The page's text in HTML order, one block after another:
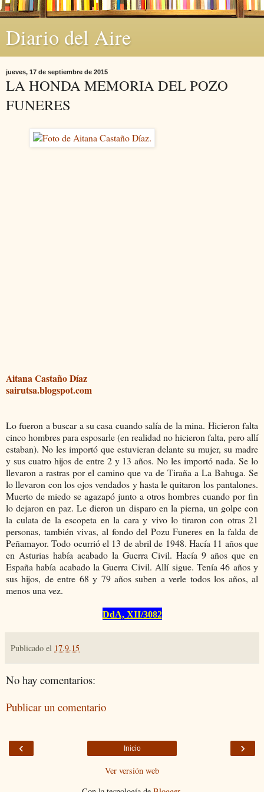
Diario del Aire
jueves, 17 de septiembre de 2015
LA HONDA MEMORIA DEL POZO
FUNERES
Aitana Castaño Díaz
sairutsa.blogspot.com
Lo fueron a buscar a su casa cuando salía de la mina. Hicieron falta
cinco hombres para esposarle (en realidad no hicieron falta, pero allí
estaban). No les importó que estuvieran delante su mujer, su madre
y sus cuatro hijos de entre 2 y 13 años. No les importó nada. Se lo
llevaron a rastras por el camino que va de Tiraña a La Bahuga. Se
lo llevaron con los ojos vendados y hasta le quitaron los pantalones.
Muerto de miedo se agazapó junto a otros hombres cuando por fin
lo dejaron en paz. Le dieron un disparo en la pierna, un golpe con
la culata de la escopeta en la cara y vivo lo tiraron con otras 21
personas, también vivas, al fondo del Pozu Funeres en la falda de
Peñamayor. Todo ocurrió el 13 de abril de 1948. Hacía 11 años que
en Asturias había acabado la Guerra Civil. Hacía 9 años que en
España había acabado la Guerra Civil. Allí sigue. Tenía 46 años y
sus hijos, de entre 68 y 79 años suben a verle todos los años, al
menos una vez.
DdA, XII/3082
Publicado el 17.9.15
No hay comentarios:
Publicar un comentario
‹ ›
Inicio
Ver versión web